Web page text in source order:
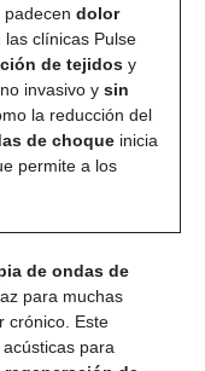
dolor
las clínicas Pulse
de tejidos y
invasivo y sin
la reducción del
de choque inicia
permite a los
de ondas de
para muchas
crónico. Este
para